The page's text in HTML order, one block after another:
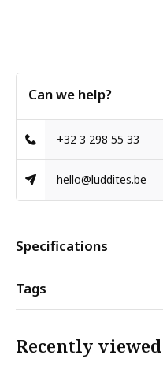
Can we help?
+32 3 298 55 33
hello@luddites.be
Specifications
Tags
Recently viewed